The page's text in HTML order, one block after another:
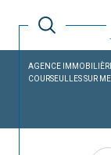
AGENCE
COURSEULLES SUR